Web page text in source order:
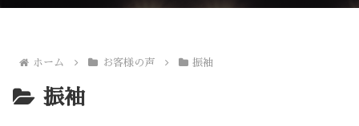
ホーム お客様の声 振袖
振袖